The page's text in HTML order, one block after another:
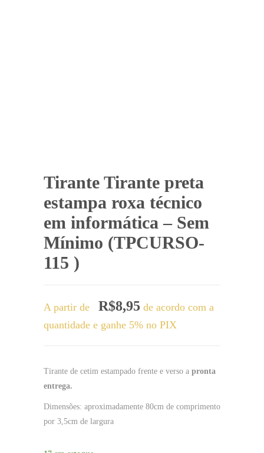
Tirante Tirante preta
estampa roxa técnico
em informática – Sem
Mínimo (TPCURSO-
115 )
A partir de R$8,95 de acordo com a
quantidade e ganhe 5% no PIX
Tirante de cetim estampado frente e verso a pronta
entrega.
Dimensões: aproximadamente 80cm de comprimento
por 3,5cm de largura